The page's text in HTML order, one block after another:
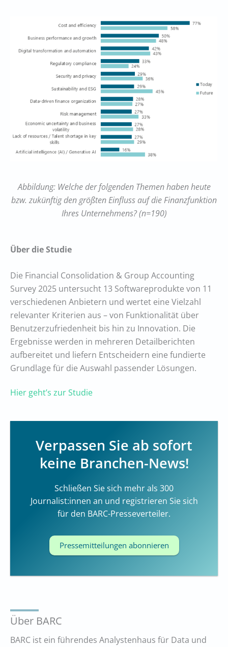
Abbildung: Welche der folgenden Themen haben heute
bzw. zukünftig den größten Einfluss auf die Finanzfunktion
Ihres Unternehmens? (n=190)
Über die Studie
Die Financial Consolidation & Group Accounting
Survey 2025 untersucht 13 Softwareprodukte von 11
verschiedenen Anbietern und wertet eine Vielzahl
relevanter Kriterien aus – von Funktionalität über
Benutzerzufriedenheit bis hin zu Innovation. Die
Ergebnisse werden in mehreren Detailberichten
aufbereitet und liefern Entscheidern eine fundierte
Grundlage für die Auswahl passender Lösungen.
Hier geht’s zur Studie
Verpassen Sie ab sofort
keine Branchen-News!
Schließen Sie sich mehr als 300
Journalist:innen an und registrieren Sie sich
für den BARC-Presseverteiler.
Pressemitteilungen abonnieren
Über BARC
BARC ist ein führendes Analystenhaus für Data und